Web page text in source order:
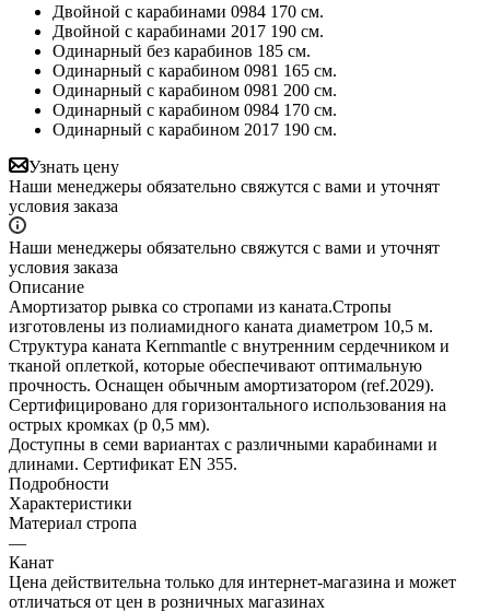
Двойной с карабинами 0984 170 см.
Двойной с карабинами 2017 190 см.
Одинарный без карабинов 185 см.
Одинарный с карабином 0981 165 см.
Одинарный с карабином 0981 200 см.
Одинарный с карабином 0984 170 см.
Одинарный с карабином 2017 190 см.
Узнать цену
Наши менеджеры обязательно свяжутся с вами и уточнят
условия заказа
Наши менеджеры обязательно свяжутся с вами и уточнят
условия заказа
Описание
Амортизатор рывка со стропами из каната.Стропы
изготовлены из полиамидного каната диаметром 10,5 м.
Структура каната Kernmantle с внутренним сердечником и
тканой оплеткой, которые обеспечивают оптимальную
прочность. Оснащен обычным амортизатором (ref.2029).
Сертифицировано для горизонтального использования на
острых кромках (р 0,5 мм).
Доступны в семи вариантах с различными карабинами и
длинами. Сертификат EN 355.
Подробности
Характеристики
Материал стропа
—
Канат
Цена действительна только для интернет-магазина и может
отличаться от цен в розничных магазинах